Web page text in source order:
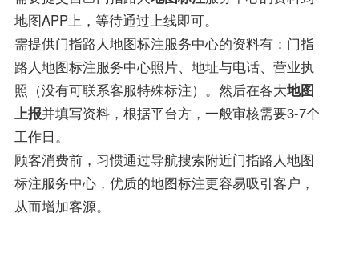
地图APP上，等待通过上线即可。
需提供门指路人地图标注服务中心的资料有：门指
路人地图标注服务中心照片、地址与电话、营业执
照（没有可联系客服特殊标注）。然后在各大地图
上报并填写资料，根据平台方，一般审核需要3-7个
工作日。
顾客消费前，习惯通过导航搜索附近门指路人地图
标注服务中心，优质的地图标注更容易吸引客户，
从而增加客源。